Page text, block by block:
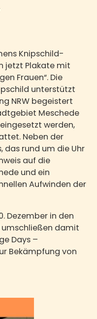
Knipschild-
jetzt Plakate mit
Frauen“. Die
unterstützt
NRW begeistert
Meschede
werden,
Neben der
das rund um die Uhr
auf die
und ein
Aufwinden der
Dezember in den
umschließen damit
Days –
Bekämpfung von